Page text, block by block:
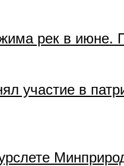
рек в
участие в